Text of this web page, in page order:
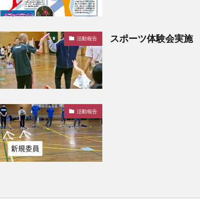
活動報告 スポーツ体験会実施
活動報告